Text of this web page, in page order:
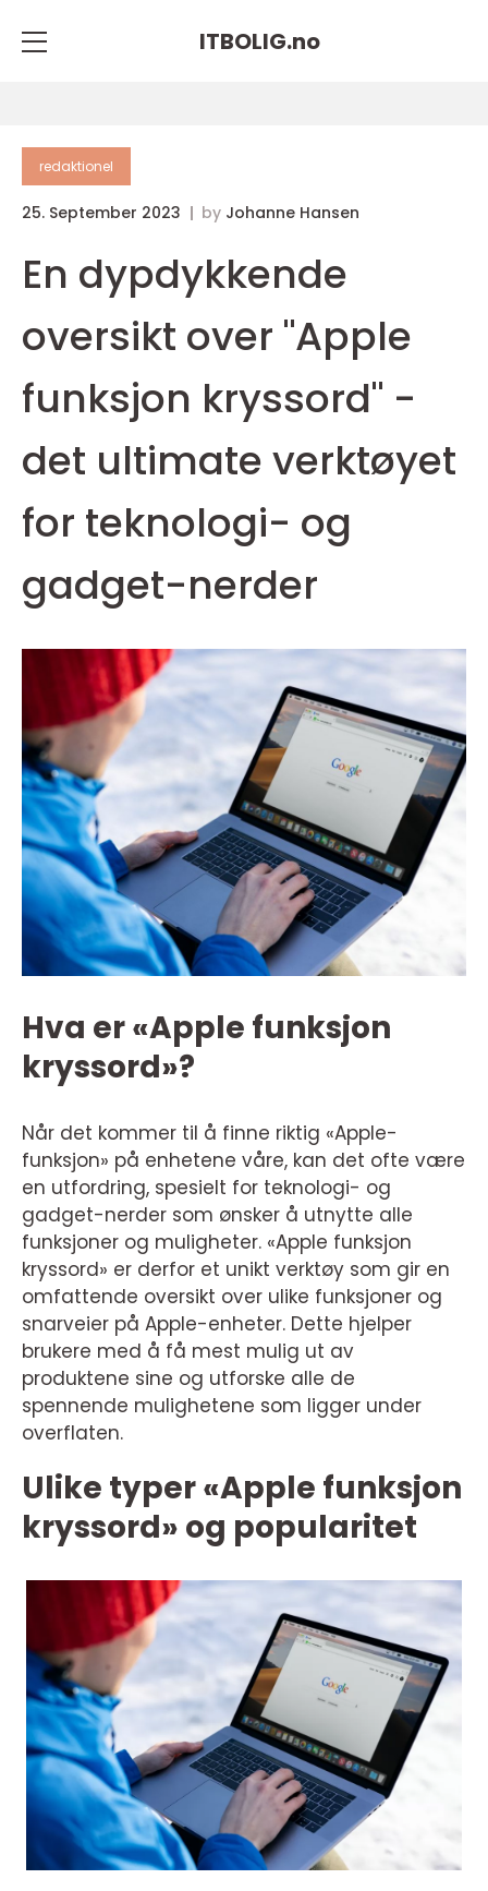
ITBOLIG.no
redaktionel
25. September 2023 by Johanne Hansen
En dypdykkende
oversikt over "Apple
funksjon kryssord" -
det ultimate verktøyet
for teknologi- og
gadget-nerder
Hva er «Apple funksjon
kryssord»?
Når det kommer til å finne riktig «Apple-
funksjon» på enhetene våre, kan det ofte være
en utfordring, spesielt for teknologi- og
gadget-nerder som ønsker å utnytte alle
funksjoner og muligheter. «Apple funksjon
kryssord» er derfor et unikt verktøy som gir en
omfattende oversikt over ulike funksjoner og
snarveier på Apple-enheter. Dette hjelper
brukere med å få mest mulig ut av
produktene sine og utforske alle de
spennende mulighetene som ligger under
overflaten.
Ulike typer «Apple funksjon
kryssord» og popularitet